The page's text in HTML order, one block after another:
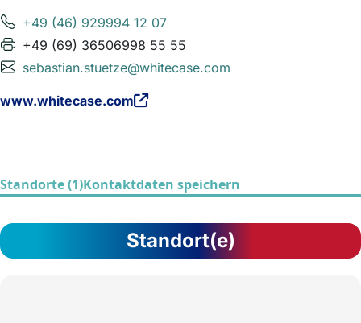
+49 (46) 929994 12 07
+49 (69) 36506998 55 55
sebastian.stuetze@whitecase.com
www.whitecase.com
Standorte (1)Kontaktdaten speichern
Standort(e)